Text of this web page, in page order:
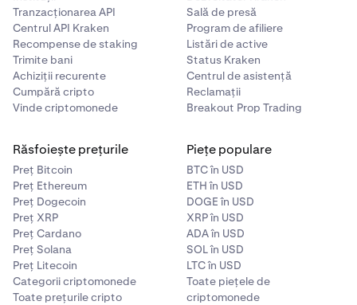
Tranzacționarea API
Centrul API Kraken
Recompense de staking
Trimite bani
Achiziții recurente
Cumpără cripto
Vinde criptomonede
Sală de presă
Program de afiliere
Listări de active
Status Kraken
Centrul de asistență
Reclamații
Breakout Prop Trading
Răsfoiește prețurile
Preț Bitcoin
Preț Ethereum
Preț Dogecoin
Preț XRP
Preț Cardano
Preț Solana
Preț Litecoin
Categorii criptomonede
Toate prețurile cripto
Piețe populare
BTC în USD
ETH în USD
DOGE în USD
XRP în USD
ADA în USD
SOL în USD
LTC în USD
Toate piețele de
criptomonede